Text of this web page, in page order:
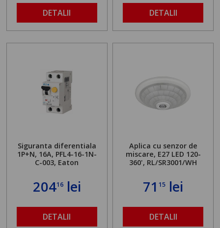
DETALII DETALII
Siguranta diferentiala
1P+N, 16A, PFL4-16-1N-
C-003, Eaton
20416lei
DETALII
Aplica cu senzor de
miscare, E27 LED 120-
360', RL/SR3001/WH
7115 lei
DETALII